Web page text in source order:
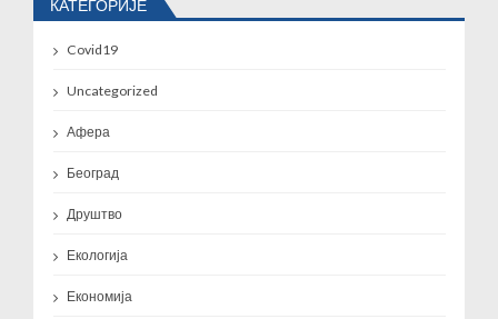
КАТЕГОРИЈЕ
Covid19
Uncategorized
Афера
Београд
Друштво
Екологија
Економија